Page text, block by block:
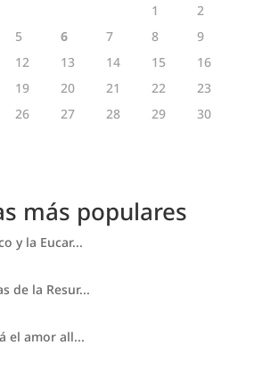
1
2
5 6 7 8
9
12 13 14 15
16
19 20 21 22
23
26 27 28 29
30
más populares
y la Eucar...
de la Resur...
el amor all...